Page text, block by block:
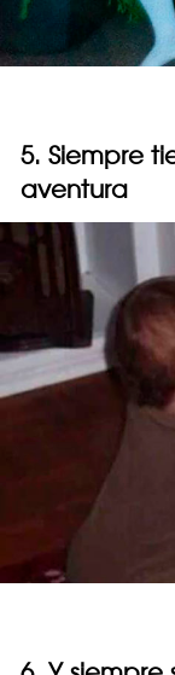
5. Siempre
aventura